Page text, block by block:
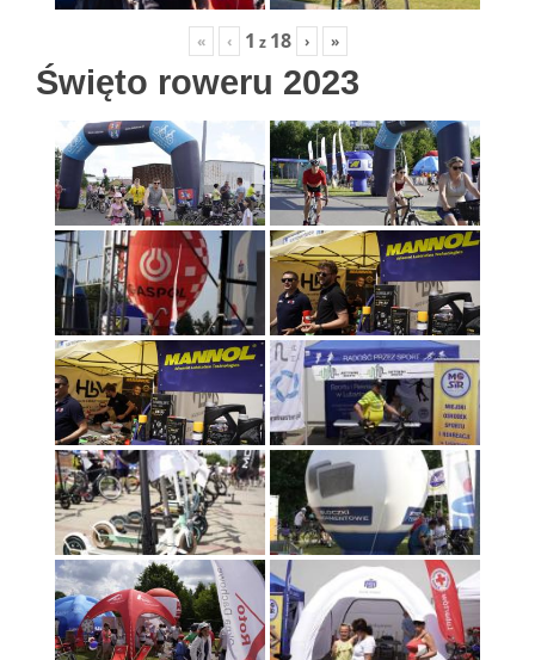
« ‹ 1 z 18 › »
Święto roweru 2023